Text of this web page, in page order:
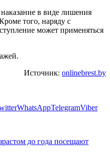
в виде лишения
того, наряду с
может применяться
Источник: onlinebrest.by
WhatsAppTelegramViber
до года посещают